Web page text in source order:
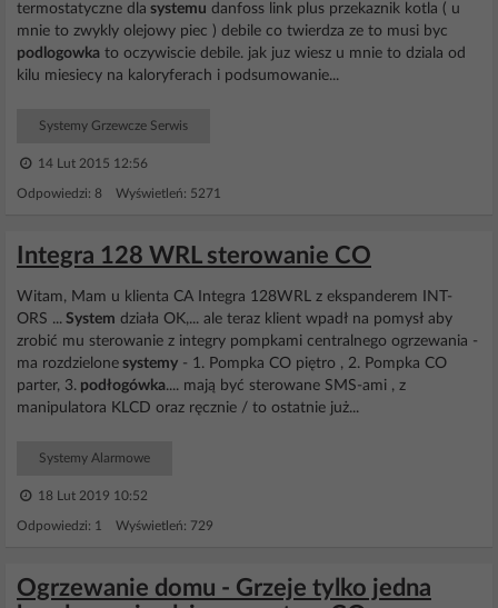
termostatyczne dla systemu danfoss link plus przekaznik kotla ( u
mnie to zwykly olejowy piec ) debile co twierdza ze to musi byc
podlogowka to oczywiscie debile. jak juz wiesz u mnie to dziala od
kilu miesiecy na kaloryferach i podsumowanie...
Systemy Grzewcze Serwis
14 Lut 2015 12:56
Odpowiedzi: 8 Wyświetleń: 5271
Integra 128 WRL sterowanie CO
Witam, Mam u klienta CA Integra 128WRL z ekspanderem INT-
ORS ... System działa OK,... ale teraz klient wpadł na pomysł aby
zrobić mu sterowanie z integry pompkami centralnego ogrzewania -
ma rozdzielone systemy - 1. Pompka CO piętro , 2. Pompka CO
parter, 3. podłogówka.... mają być sterowane SMS-ami , z
manipulatora KLCD oraz ręcznie / to ostatnie już...
Systemy Alarmowe
18 Lut 2019 10:52
Odpowiedzi: 1 Wyświetleń: 729
Ogrzewanie domu - Grzeje tylko jedna